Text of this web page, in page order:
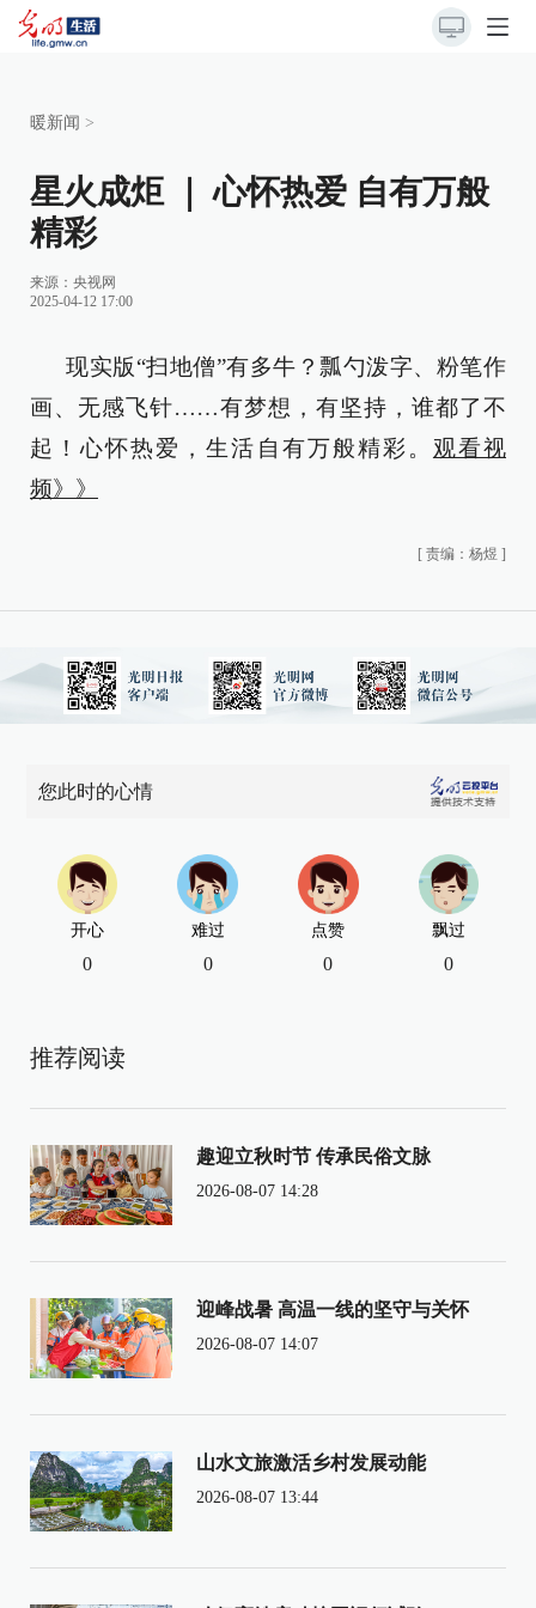
暖新闻 >
星火成炬 ｜ 心怀热爱 自有万般
精彩
来源： 央视网
2025-04-12 17:00
现实版“扫地僧”有多牛？瓢勺泼字、粉笔作
画、无感飞针……有梦想，有坚持，谁都了不
起！心怀热爱，生活自有万般精彩。 观看视
频》》
[ 责编：杨煜 ]
您此时的心情
开心
0
难过
0
点赞
0
飘过
0
推荐阅读
趣迎立秋时节 传承民俗文脉
2026-08-07 14:28
迎峰战暑 高温一线的坚守与关怀
2026-08-07 14:07
山水文旅激活乡村发展动能
2026-08-07 13:44